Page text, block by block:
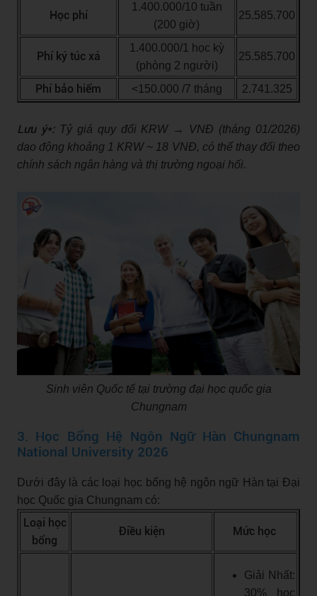
Học phí
1.400.000/10 tuần
(200 giờ)
25.585.700
Phí ký túc xá
1.400.000/1 học kỳ
(phòng 2 người)
25.585.700
Phí bảo hiểm <150.000 /7 tháng 2.741.325
Lưu ý*: Tỷ giá quy đổi KRW → VNĐ (tháng 01/2026)
dao động khoảng 1 KRW ~ 18 VNĐ, có thể thay đổi theo
chính sách ngân hàng và thị trường ngoại hối.
Sinh viên Quốc tế tại trường đại học quốc gia
Chungnam
3. Học Bổng Hệ Ngôn Ngữ Hàn Chungnam
National University 2026
Dưới đây là các loại học bổng hệ ngôn ngữ Hàn tại Đại
học Quốc gia Chungnam có:
Loại học
bổng
Điều kiện Mức học
Giải Nhất:
30% học